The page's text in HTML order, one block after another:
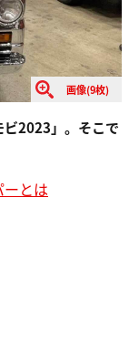
画像(9枚)
2023」。そこで
とは